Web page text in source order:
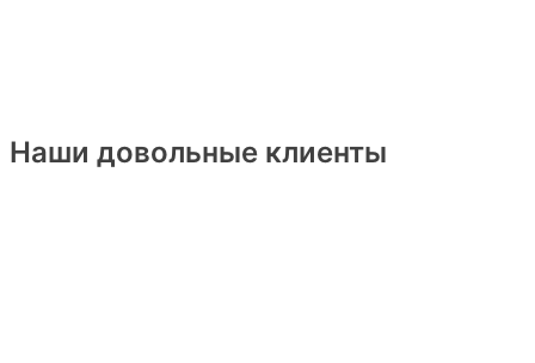
Наши довольные клиенты